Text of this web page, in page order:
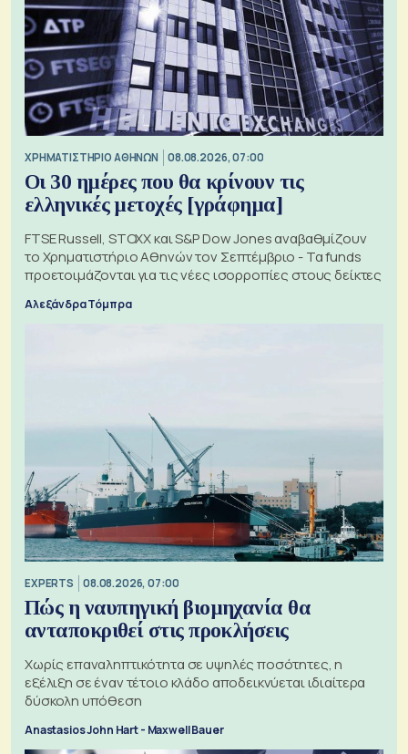
XΡΗΜΑΤΙΣΤΗΡΙΟ ΑΘΗΝΩΝ 08.08.2026, 07:00
Οι 30 ημέρες που θα κρίνουν τις
ελληνικές μετοχές [γράφημα]
FTSE Russell, STOXX και S&P Dow Jones αναβαθμίζουν
το Χρηματιστήριο Αθηνών τον Σεπτέμβριο - Τα funds
προετοιμάζονται για τις νέες ισορροπίες στους δείκτες
Αλεξάνδρα Τόμπρα
EXPERTS 08.08.2026, 07:00
Πώς η ναυπηγική βιομηχανία θα
ανταποκριθεί στις προκλήσεις
Χωρίς επαναληπτικότητα σε υψηλές ποσότητες, η
εξέλιξη σε έναν τέτοιο κλάδο αποδεικνύεται ιδιαίτερα
δύσκολη υπόθεση
Anastasios John Hart - Maxwell Bauer